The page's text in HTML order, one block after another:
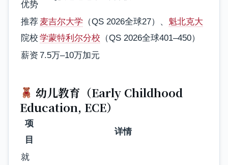
优势
推荐
院校
麦吉尔大学 （QS 2026全球27）、 魁北克大
学蒙特利尔分校 （QS 2026全球401–450）
薪资 7.5万–10万加元
幼儿教育（Early Childhood
Education, ECE）
项
目
详情
就